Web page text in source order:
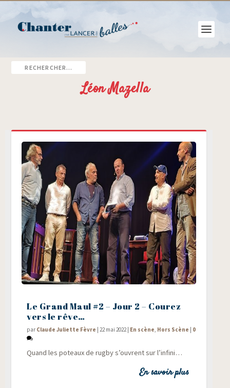
Léon Mazella
Le Grand Maul #2 – Jour 2 – Courez
vers le rêve…
par Claude Juliette Fèvre |22 mai 2022 | En scène Hors Scène | 0
Quand les poteaux de rug­by s’ouvrent sur l’infini…
En savoir plus